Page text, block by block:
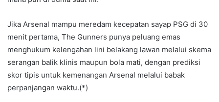
Jika Arsenal mampu meredam kecepatan sayap PSG di 30
menit pertama, The Gunners punya peluang emas
menghukum kelengahan lini belakang lawan melalui skema
serangan balik klinis maupun bola mati, dengan prediksi
skor tipis untuk kemenangan Arsenal melalui babak
perpanjangan waktu.(*)